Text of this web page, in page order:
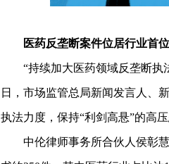
医药反垄断案件位居行业首位
“持续加大医药领域反垄断执
日，市场监管总局新闻发言人、
执法力度，保持“利剑高悬”的高压
中伦律师事务所合伙人侯彰